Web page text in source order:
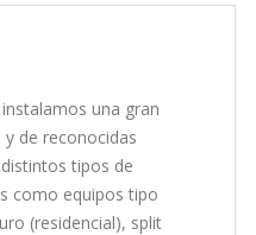
una gran
de reconocidas
tipos de
como equipos tipo
(residencial), split